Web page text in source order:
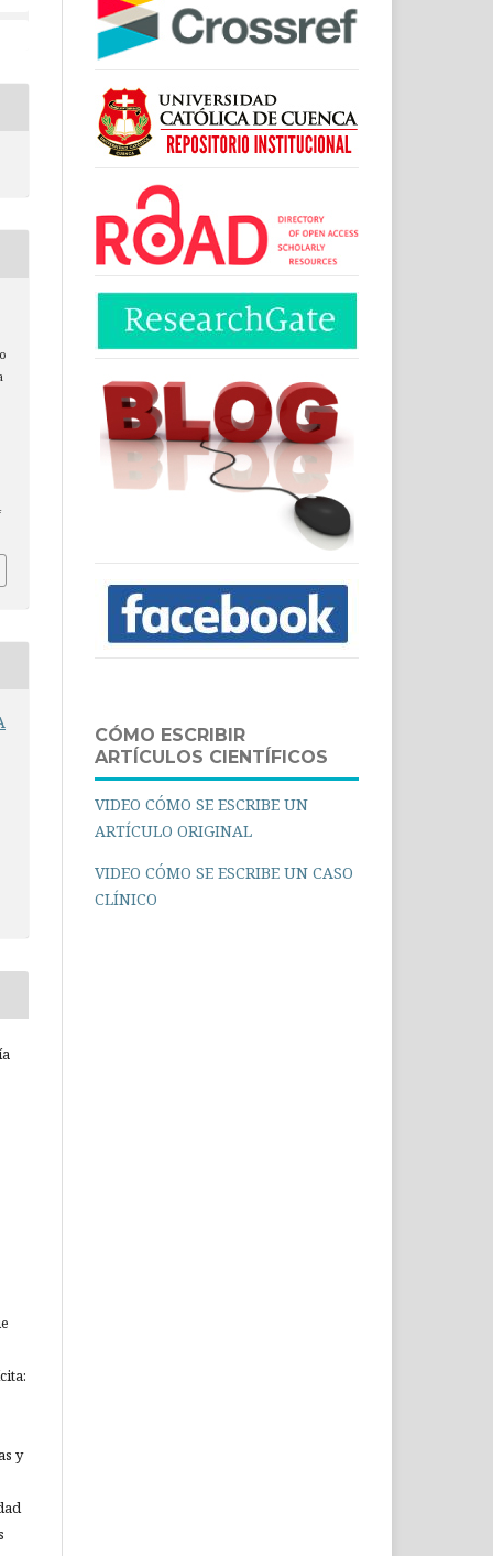
y
CÓMO ESCRIBIR
ARTÍCULOS CIENTÍFICOS
VIDEO CÓMO SE ESCRIBE UN
ARTÍCULO ORIGINAL
VIDEO CÓMO SE ESCRIBE UN CASO
CLÍNICO